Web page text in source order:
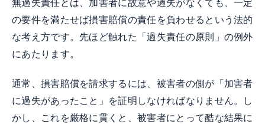
無過失責任とは、加害者に故意や過失がなくても、一定
の要件を満たせば損害賠償の責任を負わせるという法的
な考え方です。先ほど触れた「過失責任の原則」の例外
にあたります。
通常、損害賠償を請求するには、被害者の側が「加害者
に過失があったこと」を証明しなければなりません。し
かし、これを厳格に貫くと、被害者にとって酷な結果に